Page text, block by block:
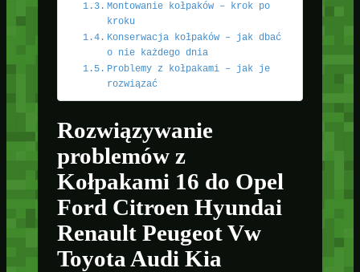
Montowanie kołpaków – krok po
kroku
Konserwacja kołpaków – jak dbać
o nie każdego dnia
Problemy z kołpakami – jak je
rozwiązać
Rozwiązywanie
problemów z
Kołpakami 16 do Opel
Ford Citroen Hyundai
Renault Peugeot Vw
Toyota Audi Kia